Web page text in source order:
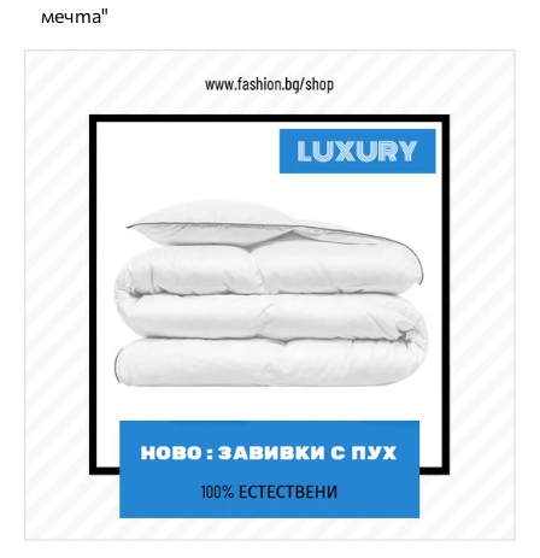
мечта"